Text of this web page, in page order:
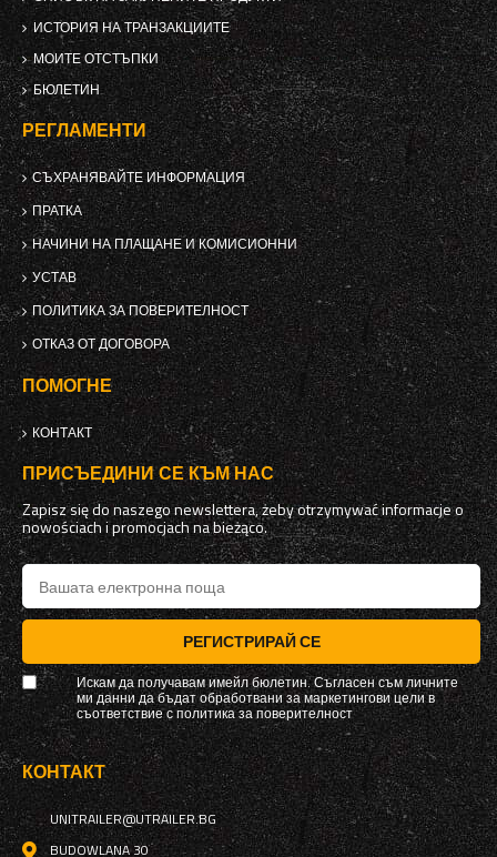
ИСТОРИЯ НА ТРАНЗАКЦИИТЕ
МОИТЕ ОТСТЪПКИ
БЮЛЕТИН
РЕГЛАМЕНТИ
СЪХРАНЯВАЙТЕ ИНФОРМАЦИЯ
ПРАТКА
НАЧИНИ НА ПЛАЩАНЕ И КОМИСИОННИ
УСТАВ
ПОЛИТИКА ЗА ПОВЕРИТЕЛНОСТ
ОТКАЗ ОТ ДОГОВОРА
ПОМОГНЕ
КОНТАКТ
ПРИСЪЕДИНИ СЕ КЪМ НАС
Zapisz się do naszego newslettera, żeby otrzymywać informacje o
nowościach i promocjach na bieżąco.
РЕГИСТРИРАЙ СЕ
Искам да получавам имейл бюлетин. Съгласен съм личните
ми данни да бъдат обработвани за маркетингови цели в
съответствие сполитика за поверителност
КОНТАКТ
UNITRAILER@UTRAILER.BG
BUDOWLANA 30